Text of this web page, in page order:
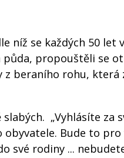
níž se každých 50 let
půda, propouštěli se
z beraního rohu, která
„Vyhlásíte za
Bude to pro
své rodiny ...